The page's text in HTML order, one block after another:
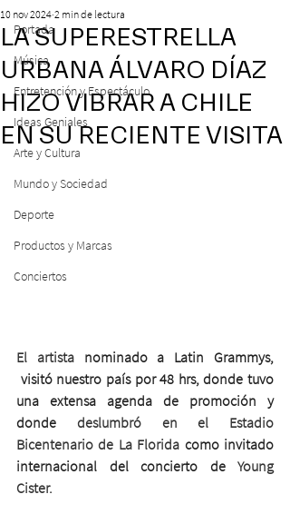
Portada
Música
Entretención y Espectáculo
Ideas Geniales
Arte y Cultura
Mundo y Sociedad
Deporte
Productos y Marcas
Conciertos
LA SUPERESTRELLA
URBANA ÁLVARO DÍAZ
HIZO VIBRAR A CHILE
EN SU RECIENTE VISITA
10 nov 2024 2 min de lectura
El artista nominado a Latin Grammys,
visitó nuestro país por 48 hrs, donde tuvo
una extensa agenda de promoción y
donde deslumbró en el Estadio
Bicentenario de La Florida como invitado
internacional del concierto de Young
Cister.